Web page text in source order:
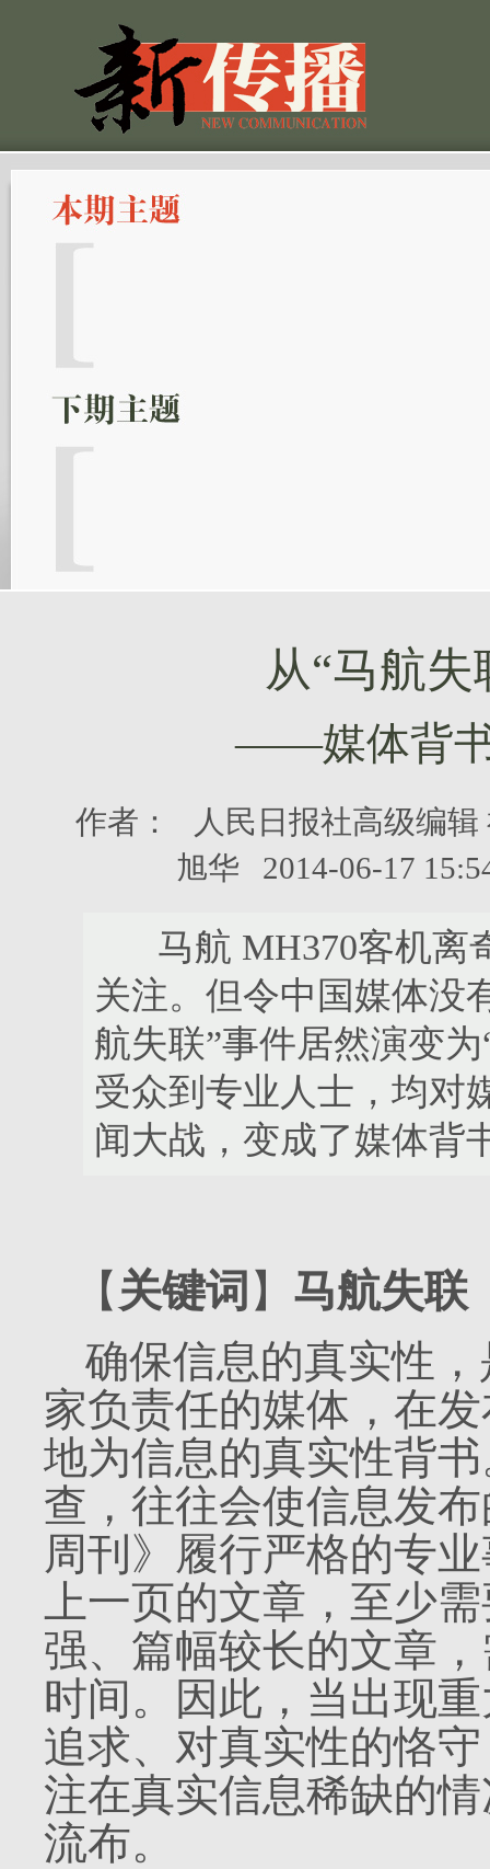
从“马航失
——媒体背书
作者：
人民日报社高级编
旭华 2014-06-17
马航 MH370客机离奇
关注。但令中国媒体没
航失联”事件居然演变
受众到专业人士，均对
闻大战，变成了媒体背
【 关键词 】 马航失联
确保信息的真实性
家负责任的媒体，在
地为信息的真实性背
查，往往会使信息发
周刊》履行严格的专
上一页的文章，至少
强、篇幅较长的文章
时间。因此，当出现
追求、对真实性的恪
注在真实信息稀缺的
流布。